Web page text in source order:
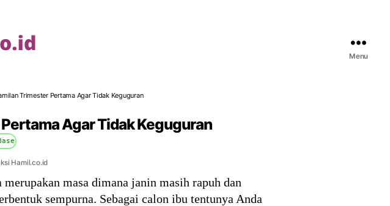
Menu
Trimester Pertama Agar Tidak Keguguran
Agar Tidak Keguguran
Hamil.co.id
masa dimana janin masih rapuh dan
sempurna. Sebagai calon ibu tentunya Anda